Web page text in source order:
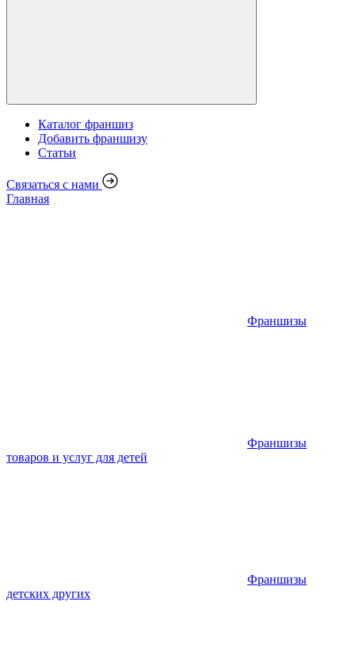
Каталог франшиз
Добавить франшизу
Статьи
Связаться с нами
Главная
Франшизы
Франшизы
товаров и услуг для детей
Франшизы
детских других